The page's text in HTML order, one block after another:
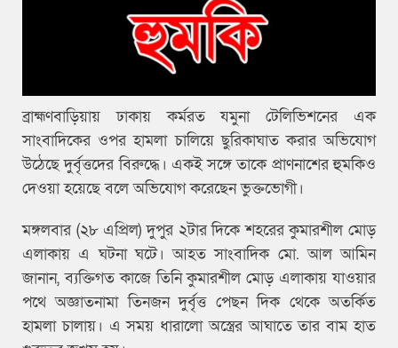
ব্রাহ্মণবাড়িয়ায় ঢাকায় কর্মরত যমুনা টেলিভিশনের এক
সাংবাদিকের ওপর হামলা চালিয়ে ছুরিকাঘাত করার অভিযোগ
উঠেছে দুর্বৃত্তদের বিরুদ্ধে। একই সঙ্গে তাকে প্রাণনাশের হুমকিও
দেওয়া হয়েছে বলে অভিযোগ করেছেন ভুক্তভোগী।
মঙ্গলবার (২৮ এপ্রিল) দুপুর ২টার দিকে শহরের কুমারশীল মোড়
এলাকায় এ ঘটনা ঘটে। আহত সাংবাদিক মো. আল আমিন
জানান, ব্যক্তিগত কাজে তিনি কুমারশীল মোড় এলাকায় যাওয়ার
পথে অজ্ঞাতনামা তিনজন দুর্বৃত্ত পেছন দিক থেকে অতর্কিত
হামলা চালায়। এ সময় ধারালো অস্ত্রের আঘাতে তার বাম হাত